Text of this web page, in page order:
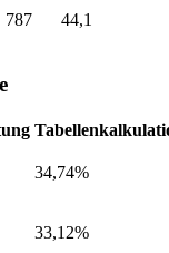
787 44,1
34,74%
33,12%